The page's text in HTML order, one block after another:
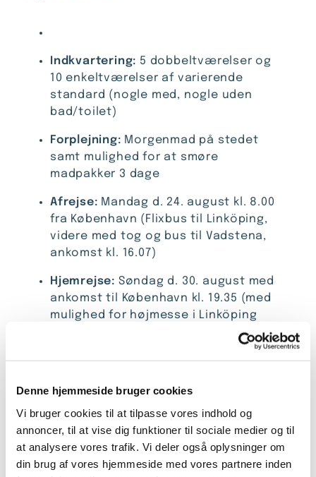
Denne hjemmeside bruger cookies
Vi bruger cookies til at tilpasse vores indhold og
annoncer, til at vise dig funktioner til sociale medier og til
at analysere vores trafik. Vi deler også oplysninger om
din brug af vores hjemmeside med vores partnere inden
Indkvartering: 5 dobbeltværelser og
10 enkeltværelser af varierende
standard (nogle med, nogle uden
bad/toilet)
Forplejning: Morgenmad på stedet
samt mulighed for at smøre
madpakker 3 dage
Afrejse: Mandag d. 24. august kl. 8.00
fra København (Flixbus til Linköping,
videre med tog og bus til Vadstena,
ankomst kl. 16.07)
Hjemrejse: Søndag d. 30. august med
ankomst til København kl. 19.35 (med
mulighed for højmesse i Linköping
Vandringer:
Tirsdag og onsdagvil der være
mulighed for at komme ud og
vandre på Klosterleden, der går